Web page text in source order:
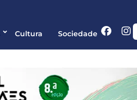
Cultura Sociedade